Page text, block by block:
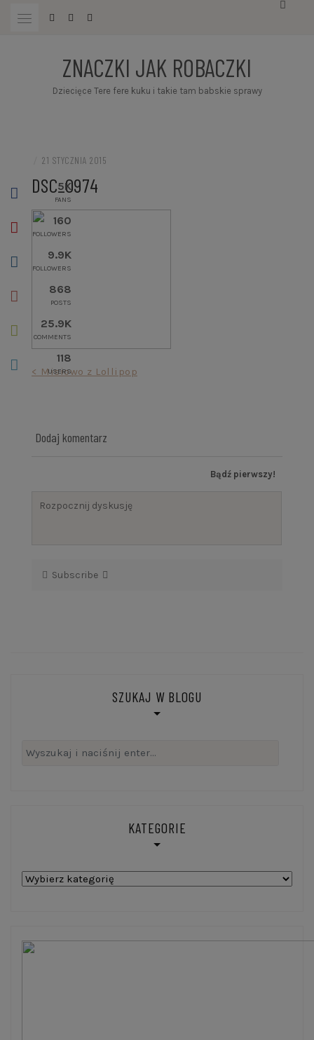
ZNACZKI JAK ROBACZKI
Dziecięce Tere fere kuku i takie tam babskie sprawy
21 STYCZNIA 2015
DSC_0974
Nawigacja< Misiowo z Lollipop
Dodaj komentarz
Bądź pierwszy!
Subscribe
SZUKAJ W BLOGU
Szukaj:
KATEGORIE
Kategorie
5K
FANS
160
FOLLOWERS
9.9K
FOLLOWERS
868
POSTS
25.9K
COMMENTS
118
USERS